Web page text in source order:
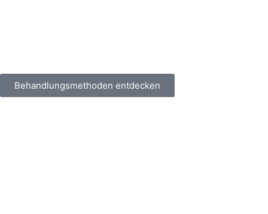
Behandlungsmethoden entdecken